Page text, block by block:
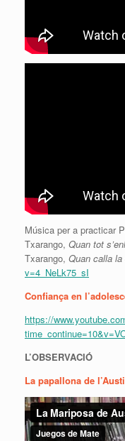
Música per a practicar
Txarango, Quan tot
Txarango, Quan calla
v=4_NeLk75_sI
Confiança en
https://
L’OBSERVACIÓ
La papallona de